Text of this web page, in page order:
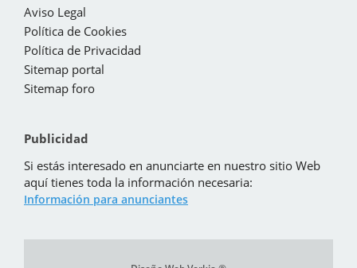
Aviso Legal
Política de Cookies
Política de Privacidad
Sitemap portal
Sitemap foro
Publicidad
Si estás interesado en anunciarte en nuestro sitio Web
aquí tienes toda la información necesaria:
Información para anunciantes